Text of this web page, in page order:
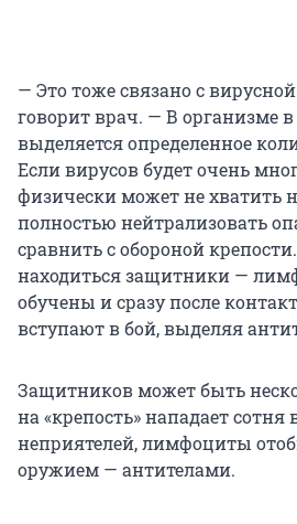
— Это тоже связано с
говорит врач. — В организме
выделяется определенное
Если вирусов будет очень
физически может не хватить
полностью нейтрализовать
сравнить с обороной
находиться защитники —
обучены и сразу после
вступают в бой, выделяя
Защитников может быть
на «крепость» нападает сотня
неприятелей, лимфоциты
оружием — антителами.